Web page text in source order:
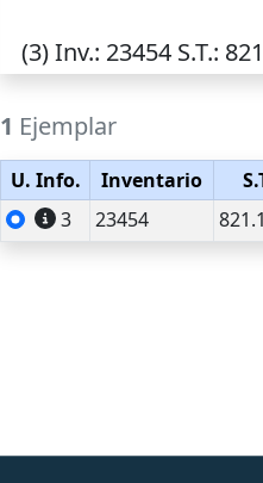
(3)Inv.: 23454 S.T.:
1 Ejemplar
U. Info. Inventario
3
23454